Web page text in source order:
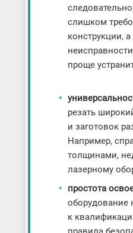
слишком
конструкции,
проще
резать
и заготовок
Например,
толщинами,
лазерному
простота
оборудование
к